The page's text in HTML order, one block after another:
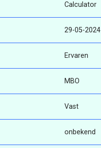
Calculator
29-05-2024
Ervaren
MBO
Vast
onbekend